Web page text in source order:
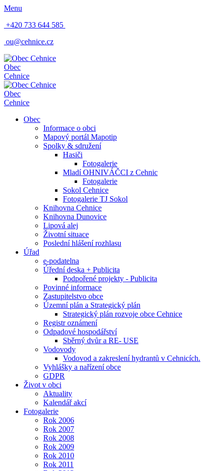
Menu
+420 733 644 585
ou@cehnice.cz
Obec
Cehnice
Obec
Cehnice
Obec
Informace o obci
Mapový portál Mapotip
Spolky & sdružení
Hasiči
Fotogalerie
Mladí OHNIVÁČCI z Cehnic
Fotogalerie
Sokol Cehnice
Fotogalerie TJ Sokol
Knihovna Cehnice
Knihovna Dunovice
Lipová alej
Životní situace
Poslední hlášení rozhlasu
Úřad
e-podatelna
Úřední deska + Publicita
Podpořené projekty - Publicita
Povinné informace
Zastupitelstvo obce
Územní plán a Strategický plán
Strategický plán rozvoje obce Cehnice
Registr oznámení
Odpadové hospodářství
Sběrný dvůr a RE- USE
Vodovody
Vodovod a zakreslení hydrantů v Cehnicích.
Vyhlášky a nařízení obce
GDPR
Život v obci
Aktuality
Kalendář akcí
Fotogalerie
Rok 2006
Rok 2007
Rok 2008
Rok 2009
Rok 2010
Rok 2011